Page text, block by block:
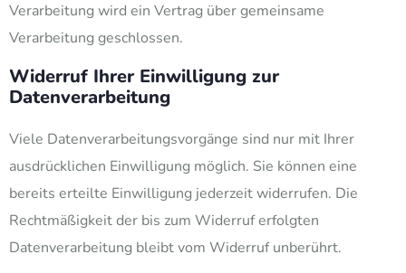
Verarbeitung wird ein Vertrag über gemeinsame
Verarbeitung geschlossen.
Widerruf Ihrer Einwilligung zur
Datenverarbeitung
Viele Datenverarbeitungsvorgänge sind nur mit Ihrer
ausdrücklichen Einwilligung möglich. Sie können eine
bereits erteilte Einwilligung jederzeit widerrufen. Die
Rechtmäßigkeit der bis zum Widerruf erfolgten
Datenverarbeitung bleibt vom Widerruf unberührt.